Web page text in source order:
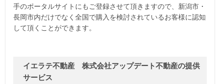
手のポータルサイトにもご登録させて頂きますので、新潟市・
長岡市内だけでなく全国で購入を検討されているお客様に認知
して頂くことができます。
イエラテ不動産 株式会社アップデート不動産の提供
サービス